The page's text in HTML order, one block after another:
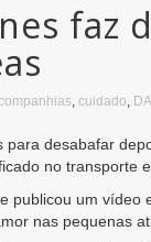
faz
, cuidado,
desabafar
no transporte
publicou um
nas pequenas